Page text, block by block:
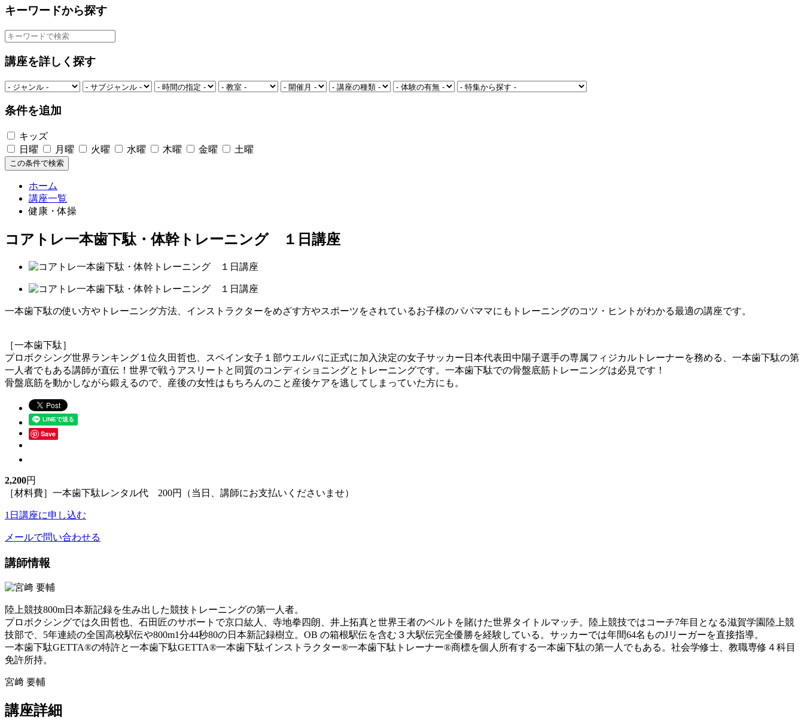
キーワードから探す
講座を詳しく探す
条件を追加
キッズ
日曜
月曜 火曜 水曜 木曜 金曜 土曜
この条件で検索
ホーム
講座一覧
健康・体操
コアトレ一本歯下駄・体幹トレーニング １日講座
一本歯下駄の使い方やトレーニング方法、インストラクターをめざす方やスポーツをされているお子様のパパママにもトレーニングのコツ・ヒントがわかる最適の講座です。
［一本歯下駄］
プロボクシング世界ランキング１位久田哲也、スペイン女子１部ウエルバに正式に加入決定の女子サッカー日本代表田中陽子選手の専属フィジカルトレーナーを務める、一本歯下駄の第
一人者でもある講師が直伝！世界で戦うアスリートと同質のコンディショニングとトレーニングです。一本歯下駄での骨盤底筋トレーニングは必見です！
骨盤底筋を動かしながら鍛えるので、産後の女性はもちろんのこと産後ケアを逃してしまっていた方にも。
Save
2,200円
［材料費］一本歯下駄レンタル代 200円（当日、講師にお支払いくださいませ）
1日講座に申し込む
メールで問い合わせる
講師情報
陸上競技800m日本新記録を生み出した競技トレーニングの第一人者。
プロボクシングでは久田哲也、石田匠のサポートで京口紘人、寺地拳四朗、井上拓真と世界王者のベルトを賭けた世界タイトルマッチ。陸上競技ではコーチ7年目となる滋賀学園陸上競
技部で、5年連続の全国高校駅伝や800m1分44秒80の日本新記録樹立。OB の箱根駅伝を含む３大駅伝完全優勝を経験している。サッカーでは年間64名ものJリーガーを直接指導。
一本歯下駄GETTA®︎の特許と一本歯下駄GETTA®︎一本歯下駄インストラクター®︎一本歯下駄トレーナー®︎商標を個人所有する一本歯下駄の第一人でもある。社会学修士、教職専修４科目
免許所持。
宮﨑 要輔
講座詳細